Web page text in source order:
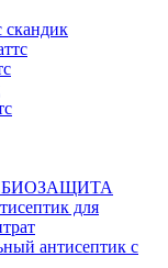
скандик
для
антисептик с